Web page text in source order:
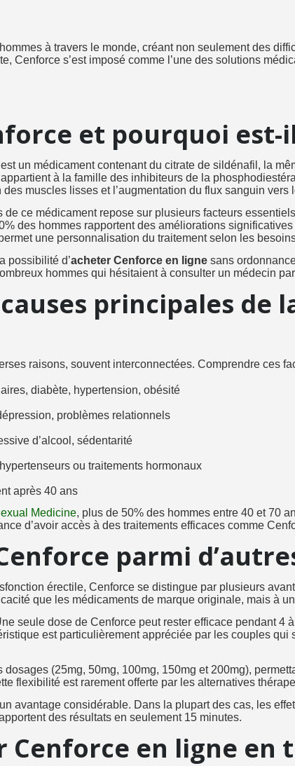
à travers le monde, créant non seulement des
Cenforce s’est imposé comme l’une des solutions
et pourquoi
un médicament contenant du citrate de sildénafil, la
à la famille des inhibiteurs de la
des muscles lisses et l’augmentation du flux sanguin vers
de ce médicament repose sur plusieurs facteurs
des hommes rapportent des améliorations
une personnalisation du traitement selon les
possibilité d’acheter Cenforce en ligne sans
hommes qui hésitaient à consulter un médecin
causes principales de
raisons, souvent interconnectées. Comprendre ces
diabète, hypertension, obésité
problèmes relationnels
d’alcool, sédentarité
ou traitements hormonaux
après 40 ans
Medicine, plus de 50% des hommes entre 40 et 70
d’avoir accès à des traitements efficaces comme
parmi
érectile, Cenforce se distingue par plusieurs
que les médicaments de marque originale, mais à
seule dose de Cenforce peut rester efficace pendant 4
est particulièrement appréciée par les couples
(25mg, 50mg, 100mg, 150mg et 200mg),
flexibilité est rarement offerte par les alternatives
avantage considérable. Dans la plupart des cas, les
des résultats en seulement 15 minutes.
Cenforce en ligne en